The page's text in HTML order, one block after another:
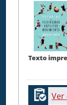
Texto
Ver